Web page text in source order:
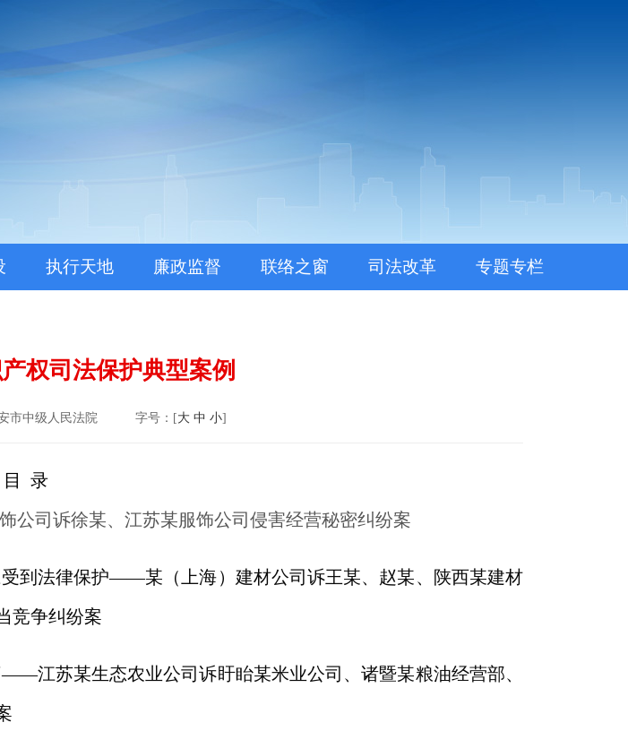
执行天地 廉政监督 联络之窗 司法改革 专题专栏
权司法保护典型案例
市中级人民法院 字号：[大 中 小]
目  录
司诉徐某、江苏某服饰公司侵害经营秘密纠纷案
到法律保护——某（上海）建材公司诉王某、赵某、陕西某建材
竞争纠纷案
江苏某生态农业公司诉盱眙某米业公司、诸暨某粮油经营部、